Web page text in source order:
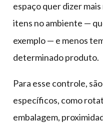
espaço quer dizer
itens no ambiente —
exemplo — e menos
determinado produto.
Para esse controle,
específicos, como
embalagem,